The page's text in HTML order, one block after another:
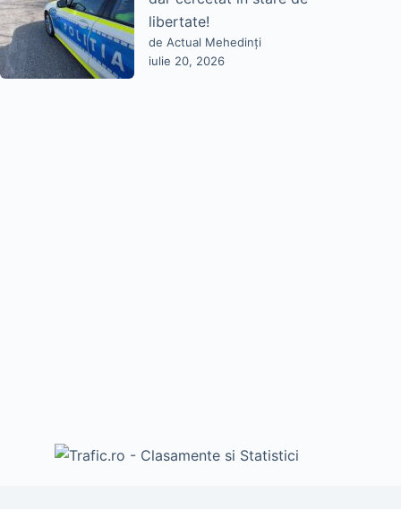
libertate!
de Actual Mehedinți
iulie 20, 2026